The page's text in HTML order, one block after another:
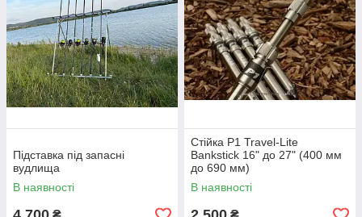
Підставка під запасні
вудлища
В наявності
Стійка P1 Travel-Lite
Bankstick 16" до 27" (400 мм
до 690 мм)
В наявності